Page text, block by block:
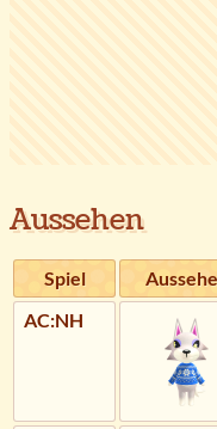
Aussehen
Spiel
AC:NH